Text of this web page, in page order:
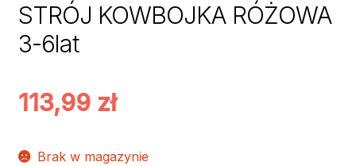
STRÓJ KOWBOJKA RÓŻOWA
3-6lat
113,99 zł
Brak w magazynie